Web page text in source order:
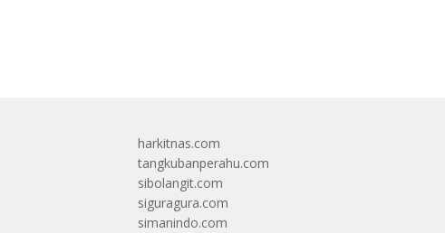
harkitnas.com
tangkubanperahu.com
sibolangit.com
siguragura.com
simanindo.com